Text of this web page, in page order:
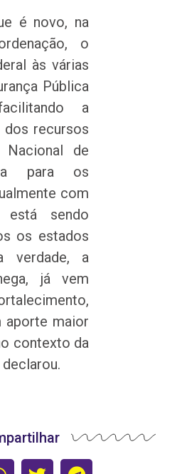
é novo, na
o
às várias
Pública
a
recursos
de
para os
com
sendo
os estados
verdade, a
já vem
aporte maior
contexto da
declarou.